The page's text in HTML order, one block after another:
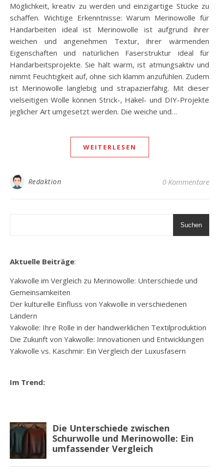
Möglichkeit, kreativ zu werden und einzigartige Stücke zu
schaffen. Wichtige Erkenntnisse: Warum Merinowolle für
Handarbeiten ideal ist Merinowolle ist aufgrund ihrer
weichen und angenehmen Textur, ihrer wärmenden
Eigenschaften und natürlichen Faserstruktur ideal für
Handarbeitsprojekte. Sie hält warm, ist atmungsaktiv und
nimmt Feuchtigkeit auf, ohne sich klamm anzufühlen. Zudem
ist Merinowolle langlebig und strapazierfähig. Mit dieser
vielseitigen Wolle können Strick-, Häkel- und DIY-Projekte
jeglicher Art umgesetzt werden. Die weiche und…
WEITERLESEN
Redaktion 0 Kommentare
Suchen
Aktuelle Beiträge:
Yakwolle im Vergleich zu Merinowolle: Unterschiede und
Gemeinsamkeiten
Der kulturelle Einfluss von Yakwolle in verschiedenen
Ländern
Yakwolle: Ihre Rolle in der handwerklichen Textilproduktion
Die Zukunft von Yakwolle: Innovationen und Entwicklungen
Yakwolle vs. Kaschmir: Ein Vergleich der Luxusfasern
Im Trend: